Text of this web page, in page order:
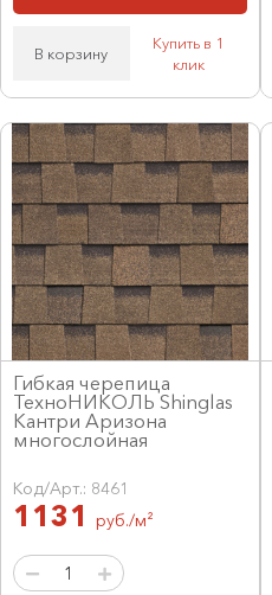
В корзину
Купить в 1
клик
Гибкая черепица
ТехноНИКОЛЬ Shinglas
Кантри Аризона
многослойная
Код/Арт.: 8461
1131 руб./м²